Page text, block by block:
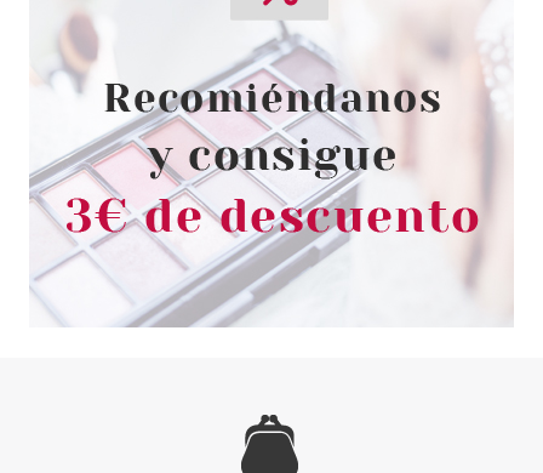
7.3 ML
Pvr 25.00€
-56%
desde
10.95€
CND
CND SHELLAC ALLURING